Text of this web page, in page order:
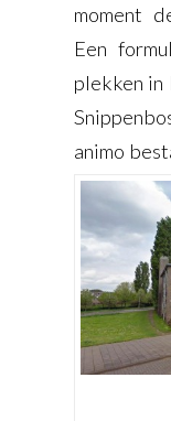
moment
Een
plekken in
animo